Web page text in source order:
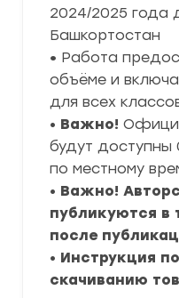
2024/2025 года
Башкортостан
• Работа
объёме и
для всех
• Важно!
будут доступны
по местному
• Важно!
публикуются в
после
• Инструкция
скачиванию